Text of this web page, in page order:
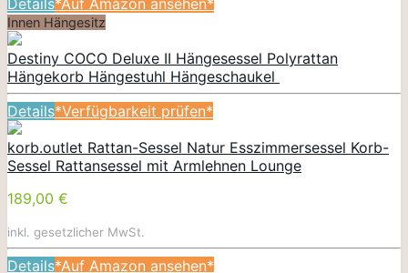
Innen Hängesitz
Destiny COCO Deluxe II Hängesessel Polyrattan
Hängekorb Hängestuhl Hängeschaukel
Details*Verfügbarkeit prüfen*
korb.outlet Rattan-Sessel Natur Esszimmersessel Korb-
Sessel Rattansessel mit Armlehnen Lounge
189,00 €
inkl. gesetzlicher MwSt.
Details*Auf Amazon ansehen*